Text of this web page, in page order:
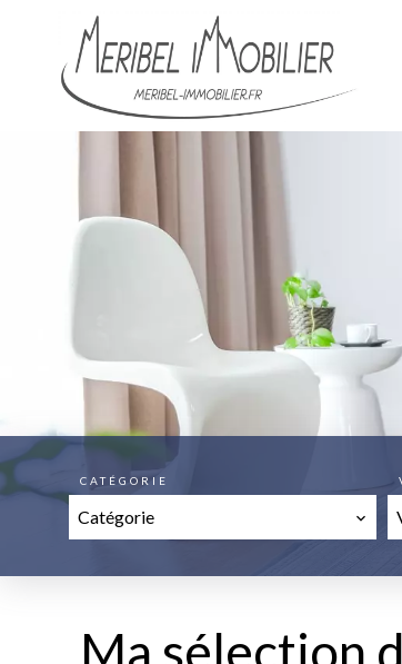
CATÉGORIE
Catégorie
Ma sélection